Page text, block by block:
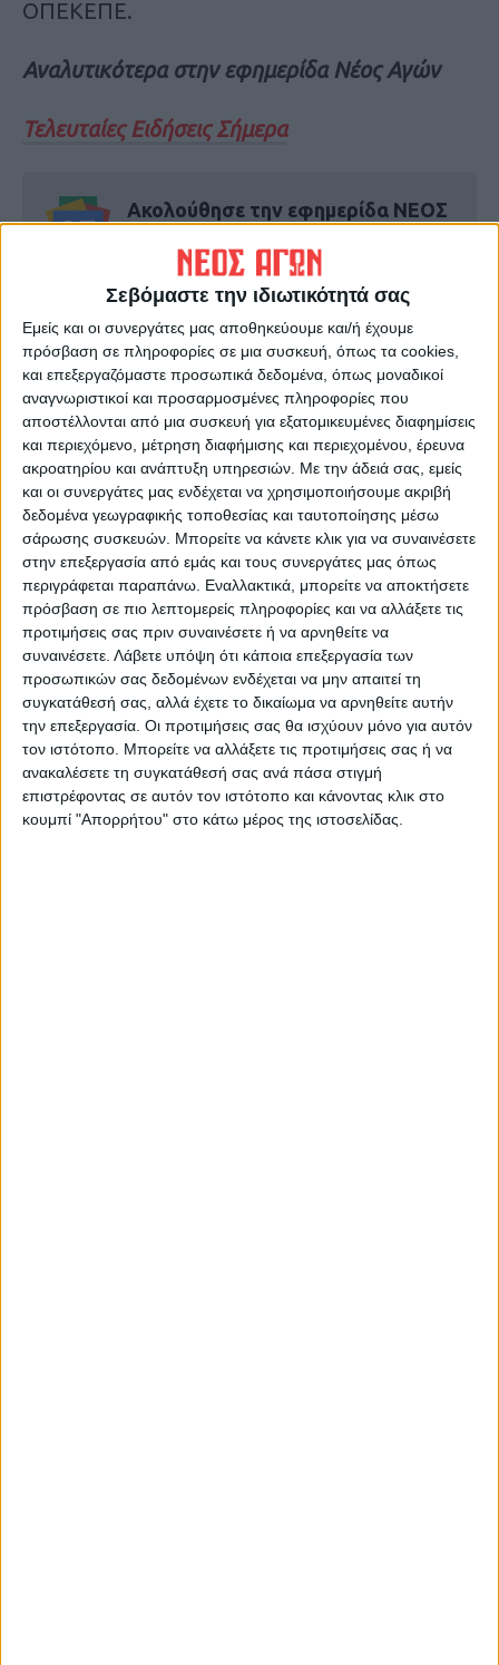
Σεβόμαστε την ιδιωτικότητά σας
Εμείς και οι συνεργάτες μας αποθηκεύουμε και/ή έχουμε
πρόσβαση σε πληροφορίες σε μια συσκευή, όπως τα cookies,
και επεξεργαζόμαστε προσωπικά δεδομένα, όπως μοναδικοί
αναγνωριστικοί και προσαρμοσμένες πληροφορίες που
αποστέλλονται από μια συσκευή για εξατομικευμένες διαφημίσεις
και περιεχόμενο, μέτρηση διαφήμισης και περιεχομένου, έρευνα
ακροατηρίου και ανάπτυξη υπηρεσιών. Με την άδειά σας, εμείς
και οι συνεργάτες μας ενδέχεται να χρησιμοποιήσουμε ακριβή
δεδομένα γεωγραφικής τοποθεσίας και ταυτοποίησης μέσω
σάρωσης συσκευών. Μπορείτε να κάνετε κλικ για να συναινέσετε
στην επεξεργασία από εμάς και τους συνεργάτες μας όπως
περιγράφεται παραπάνω. Εναλλακτικά, μπορείτε να αποκτήσετε
πρόσβαση σε πιο λεπτομερείς πληροφορίες και να αλλάξετε τις
προτιμήσεις σας πριν συναινέσετε ή να αρνηθείτε να
συναινέσετε. Λάβετε υπόψη ότι κάποια επεξεργασία των
προσωπικών σας δεδομένων ενδέχεται να μην απαιτεί τη
συγκατάθεσή σας, αλλά έχετε το δικαίωμα να αρνηθείτε αυτήν
την επεξεργασία. Οι προτιμήσεις σας θα ισχύουν μόνο για αυτόν
τον ιστότοπο. Μπορείτε να αλλάξετε τις προτιμήσεις σας ή να
ανακαλέσετε τη συγκατάθεσή σας ανά πάσα στιγμή
επιστρέφοντας σε αυτόν τον ιστότοπο και κάνοντας κλικ στο
κουμπί "Απορρήτου" στο κάτω μέρος της ιστοσελίδας.
ΟΠΕΚΕΠΕ.
Αναλυτικότερα στην εφημερίδα Νέος Αγών
Τελευταίες Ειδήσεις Σήμερα
Ακολούθησε την εφημερίδα ΝΕΟΣ
Όλες οι εξελίξεις στην περιοχή της
Καρδίτσας και ευρύτερα της Θεσσαλίας
ΠΡΟΗΓΟΥΜΕΝΟ ΑΡΘΡΟ
Χτύπησαν δύο φορές στο ίδιο
σημείο σε μία εβδομάδα
Από τα τσιμεντένια ανοιχτά
γήπεδα στην Ευρώπη
ΝΕΟΣ ΑΓΩΝ
https://neosagon.gr
Η Αρχαιότερη Καθημερινή Πρωινή Εφημερίδα της Καρδίτσας